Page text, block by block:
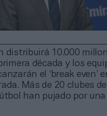
distribuirá 10.000
década y los
el ‘break even’
Más de 20 clubes de
han pujado por una